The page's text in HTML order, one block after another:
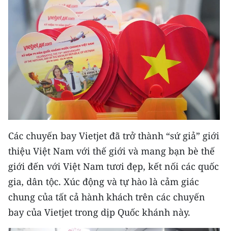
Media Du lịch
Media Thế giới
Media Thể thao
Media Giáo dục
Media Y tế
Media Khoa học - Công nghệ
Media Môi trường
Ảnh
Infographic
TIN MỚI
Các chuyến bay Vietjet đã trở thành “sứ giả” giới
thiệu Việt Nam với thế giới và mang bạn bè thế
giới đến với Việt Nam tươi đẹp, kết nối các quốc
gia, dân tộc. Xúc động và tự hào là cảm giác
chung của tất cả hành khách trên các chuyến
bay của Vietjet trong dịp Quốc khánh này.